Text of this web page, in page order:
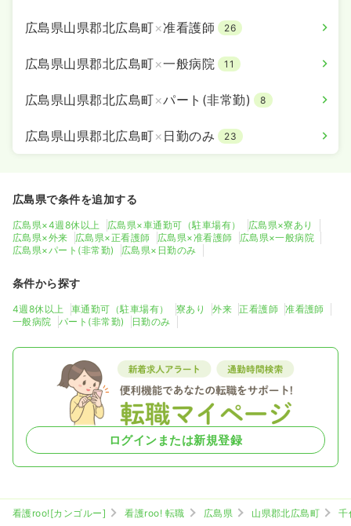
広島県山県郡北広島町×准看護師 26
広島県山県郡北広島町×一般病院 11
広島県山県郡北広島町×パート(非常勤) 8
広島県山県郡北広島町× 日勤のみ 23
広島県で条件を追加する
広島県×4週8休以上 広島県×車通勤可（駐車場有）
広島県×寮あり
広島県×外来
広島県×正看護師 広島県×准看護師
広島県×一般病院
広島県×パート(非常勤)
広島県×日勤のみ
条件から探す
4週8休以上 車通勤可（駐車場有） 寮あり 外来 正看護師
准看護師
一般病院
パート(非常勤) 日勤のみ
ログインまたは新規登録
看護roo![カンゴルー] 看護roo! 転職 広島県 山県郡北広島町
千